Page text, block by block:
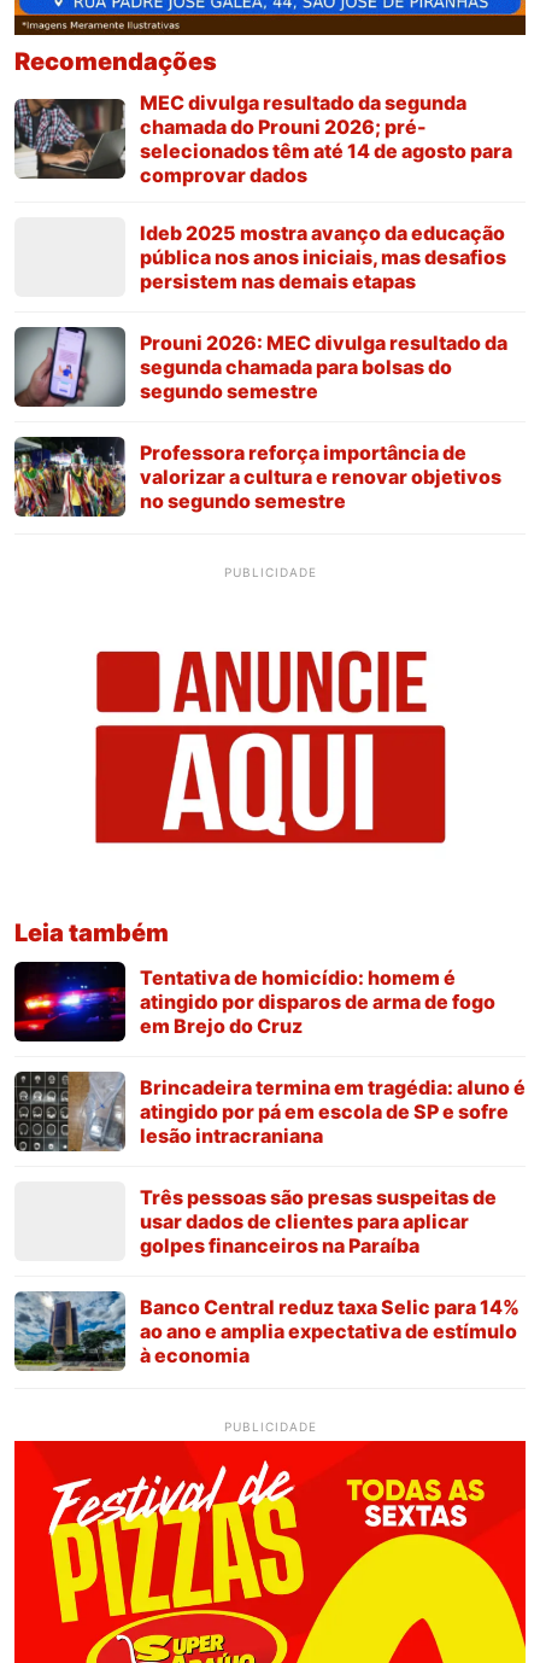
Recomendações
MEC divulga resultado da segunda
chamada do Prouni 2026; pré-
selecionados têm até 14 de agosto para
comprovar dados
Ideb 2025 mostra avanço da educação
pública nos anos iniciais, mas desafios
persistem nas demais etapas
Prouni 2026: MEC divulga resultado da
segunda chamada para bolsas do
segundo semestre
Professora reforça importância de
valorizar a cultura e renovar objetivos
no segundo semestre
PUBLICIDADE
Leia também
Tentativa de homicídio: homem é
atingido por disparos de arma de fogo
em Brejo do Cruz
Brincadeira termina em tragédia: aluno é
atingido por pá em escola de SP e sofre
lesão intracraniana
Três pessoas são presas suspeitas de
usar dados de clientes para aplicar
golpes financeiros na Paraíba
Banco Central reduz taxa Selic para 14%
ao ano e amplia expectativa de estímulo
à economia
PUBLICIDADE